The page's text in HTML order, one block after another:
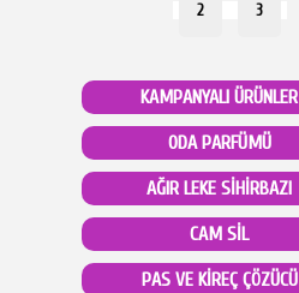
2 3
KAMPANYALI ÜRÜNLER
ODA PARFÜMÜ
AĞIR LEKE SİHİRBAZI
CAM SİL
PAS VE KİREÇ ÇÖZÜCÜ